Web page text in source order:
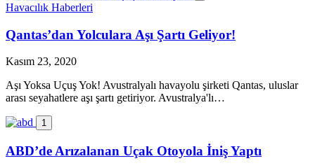
Havacılık Haberleri
Qantas’dan Yolculara Aşı Şartı Geliyor!
Kasım 23, 2020
Aşı Yoksa Uçuş Yok! Avustralyalı havayolu şirketi Qantas, uluslar
arası seyahatlere aşı şartı getiriyor. Avustralya'lı…
1
ABD’de Arızalanan Uçak Otoyola İniş Yaptı